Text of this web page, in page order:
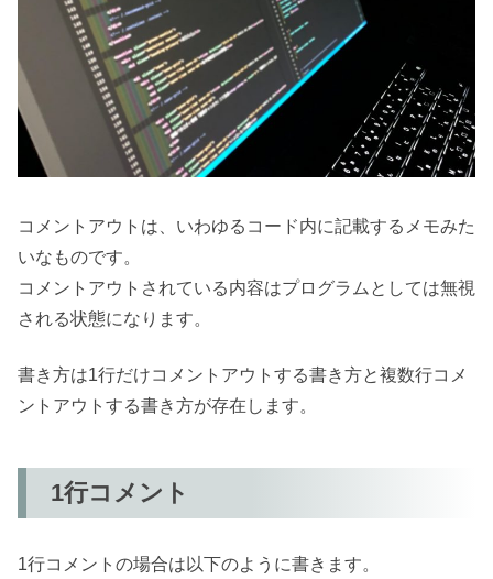
コメントアウトは、いわゆるコード内に記載するメモみた
いなものです。
コメントアウトされている内容はプログラムとしては無視
される状態になります。
書き方は1行だけコメントアウトする書き方と複数行コメ
ントアウトする書き方が存在します。
1行コメント
1行コメントの場合は以下のように書きます。